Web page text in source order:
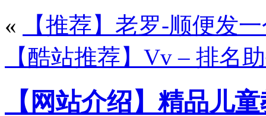
«
【推荐】老罗-顺便发
【酷站推荐】Vv – 排名
【网站介绍】精品儿